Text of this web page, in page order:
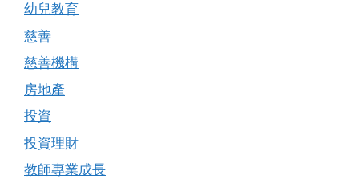
幼兒教育
慈善
慈善機構
房地產
投資
投資理財
教師專業成長